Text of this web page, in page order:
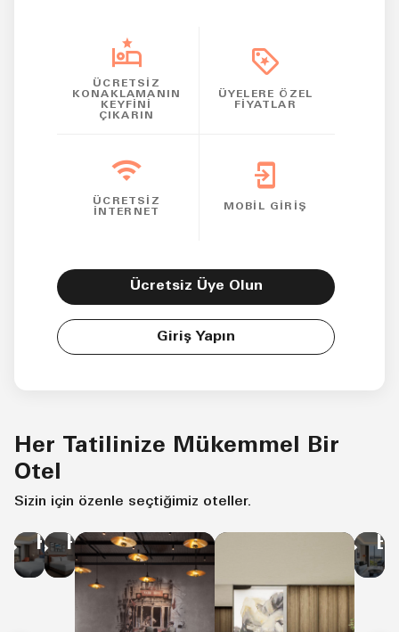
ÜCRETSIZ
KONAKLAMANIN
KEYFINI
ÇIKARIN
ÜYELERE ÖZEL
FIYATLAR
ÜCRETSİZ
İNTERNET
MOBİL GİRİŞ
Ücretsiz Üye Olun
Giriş Yapın
Her Tatilinize Mükemmel Bir
Otel
Sizin için özenle seçtiğimiz oteller.
İSTANBUL
Hotels
Karakoy
İSTANBUL
Points
by
Sheraton
Pendik